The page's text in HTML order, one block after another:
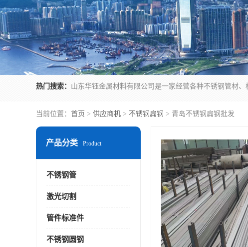
热门搜索：
当前位置： 首页 > 供应商机 > 不锈钢扁钢 > 青岛不锈钢扁钢批发
产品分类 Product
不锈钢管
激光切割
管件标准件
不锈钢圆钢